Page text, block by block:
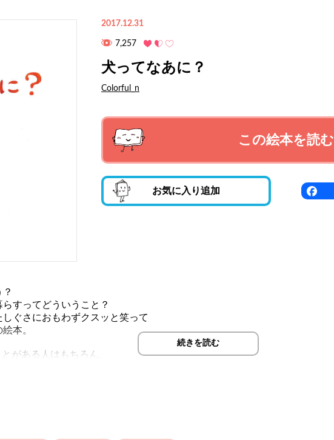
2017.12.31
7,257
犬ってなあに？
Colorful_n
この絵本を読む
お気に入り追加
すってどういうこと？
ぐさにおもわずクスッと笑って
本。
がある人はもちろん、
続きを読む